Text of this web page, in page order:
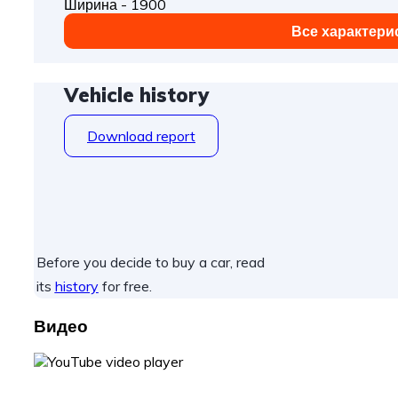
Ширина - 1900
Все
Vehicle history
Download report
Before you decide to buy a car, read
its historyfor free.
Видео